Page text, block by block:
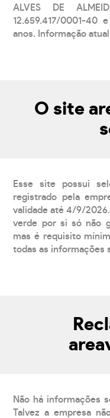
ALVES DE
12.659.417/0001-40
anos. Informação
O site
Esse site possui
registrado pela
validade até 4/9/
verde por si só não
mas é requisito
todas as informações
Não há informações
Talvez a empresa